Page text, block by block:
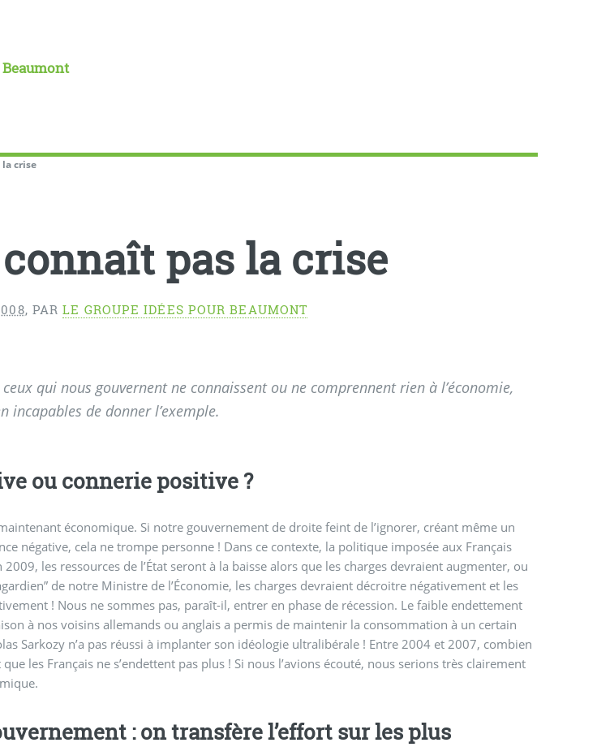
Beaumont
la crise
connaît pas la crise
, PARLE GROUPE IDÉES POUR BEAUMONT
qui nous gouvernent ne connaissent ou ne comprennent rien à l’économie,
incapables de donner l’exemple.
ou connerie positive ?
économique. Si notre gouvernement de droite feint de l’ignorer, créant même un
négative, cela ne trompe personne ! Dans ce contexte, la politique imposée aux Français
les ressources de l’État seront à la baisse alors que les charges devraient augmenter, ou
de notre Ministre de l’Économie, les charges devraient décroitre négativement et les
! Nous ne sommes pas, paraît-il, entrer en phase de récession. Le faible endettement
à nos voisins allemands ou anglais a permis de maintenir la consommation à un certain
Sarkozy n’a pas réussi à implanter son idéologie ultralibérale ! Entre 2004 et 2007, combien
les Français ne s’endettent pas plus ! Si nous l’avions écouté, nous serions très clairement
: on transfère l’effort sur les plus